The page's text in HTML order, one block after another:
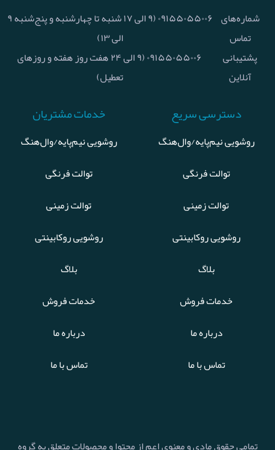
شماره‌های
تماس
۰۹۱۵۵۰۵۵۰۰۶ (۹ الی ۱۷ شنبه تا چهارشنبه و پنج‌شنبه ۹
الی ۱۳)
پشتیبانی
آنلاین
۰۹۱۵۵۰۵۵۰۰۶ (۹ الی ۲۴ هفت روز هفته و روزهای
تعطیل)
دسترسی سریع
روشویی نیم‌پایه/وال‌هنگ
توالت فرنگی
توالت زمینی
روشویی روکابینتی
بلاگ
خدمات فروش
درباره ما
تماس با ما
خدمات مشتریان
روشویی نیم‌پایه/وال‌هنگ
توالت فرنگی
توالت زمینی
روشویی روکابینتی
بلاگ
خدمات فروش
درباره ما
تماس با ما